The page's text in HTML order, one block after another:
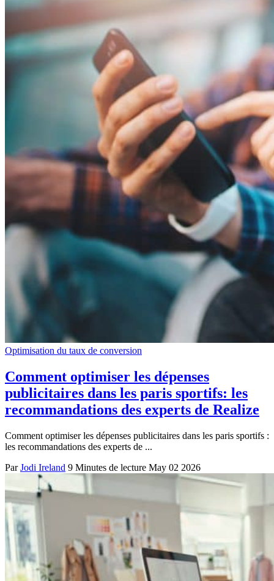
Optimisation du taux de conversion
Comment optimiser les dépenses
publicitaires dans les paris sportifs: les
recommandations des experts de Realize
Comment optimiser les dépenses publicitaires dans les paris sportifs :
les recommandations des experts de ...
Par Jodi Ireland 9 Minutes de lecture May 02 2026